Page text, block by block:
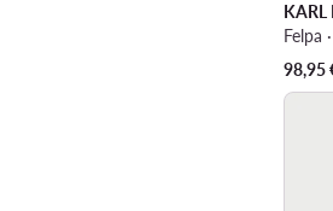
KARL
Felpa
98,95